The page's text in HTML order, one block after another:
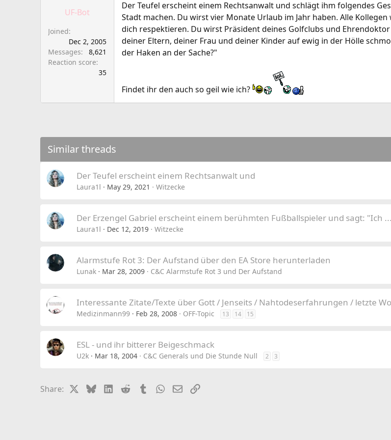
e
UF-Bot
Joined
Dec 2, 2005
Messages
8,621
Reaction score
35
Der Teufel erscheint einem Rechtsanwalt und schlägt ihm folgendes
Stadt machen. Du wirst vier Monate Urlaub im Jahr haben. Alle
dich respektieren. Du wirst Präsident deines Golfclubs und
deiner Eltern, deiner Frau und deiner Kinder auf ewig in der Hölle
der Haken an der Sache?"
Findet ihr den auch so geil wie ich?
Similar threads
Der Teufel erscheint einem Rechtsanwalt und
Laura1l May 29, 2021 Witzecke
Der Erzengel Gabriel erscheint einem berühmten Fußballspieler und sagt: "Ich ...
Laura1l Dec 12, 2019 Witzecke
Alarmstufe Rot 3: Der Aufstand über den EA Store herunterladen
Lunak Mar 28, 2009 C&C Alarmstufe Rot 3 und Der Aufstand
Interessante Zitate/Texte über Gott / Jenseits / Nahtodeserfahrungen / letzte
Medizinmann99 Feb 28, 2008 OFF-Topic 13 14 15
ESL - und ihr bitterer Beigeschmack
U2k Mar 18, 2004 C&C Generals und Die Stunde Null 2 3
Share: BlueskyLinkedIn
Reddit TumblrWhatsApp
EmailLink